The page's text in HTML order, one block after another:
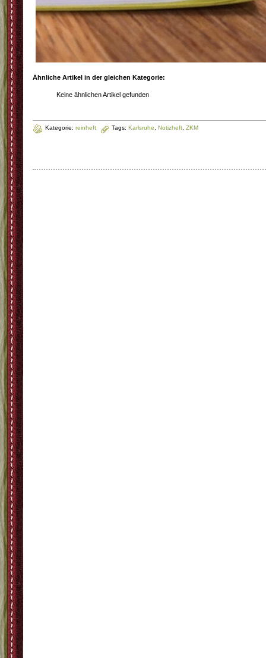
Ähnliche Artikel in der gleichen Kategorie:
Keine ähnlichen Artikel gefunden
Kategorie: reinheft Tags: Karlsruhe Notizheft ZKM